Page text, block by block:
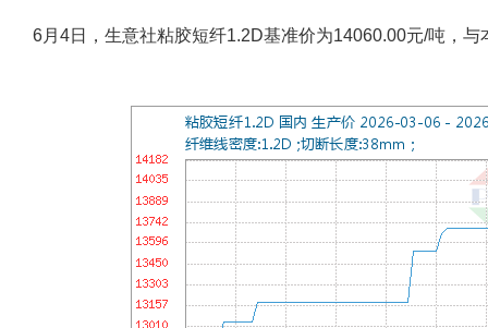
6月4日，生意社粘胶短纤1.2D基准价为14060.00元/吨，与